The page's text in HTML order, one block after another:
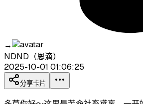
→
NDND（恩滴）
2025-10-01 01:06:25
分享卡片